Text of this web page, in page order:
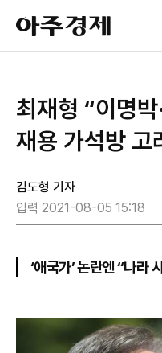
아
주
경
최재형 “이명박
재용 가석방 고
김도형 기자
입력 2021-08-05 15:18
‘애국가’ 논란엔 “나라